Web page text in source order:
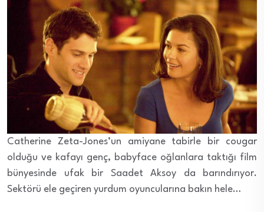
Catherine Zeta-Jones’un amiyane tabirle bir cougar
olduğu ve kafayı genç, babyface oğlanlara taktığı film
bünyesinde ufak bir Saadet Aksoy da barındırıyor.
Sektörü ele geçiren yurdum oyuncularına bakın hele…